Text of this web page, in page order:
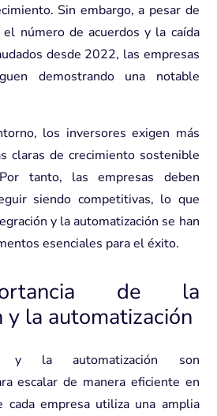
Sin embargo, a pesar de
número de acuerdos y la caída
desde 2022, las empresas
demostrando una notable
los inversores exigen más
claras de crecimiento sostenible
tanto, las empresas deben
siendo competitivas, lo que
y la automatización se han
esenciales para el éxito.
de la
y la automatización
y la automatización son
escalar de manera eficiente en
cada empresa utiliza una amplia